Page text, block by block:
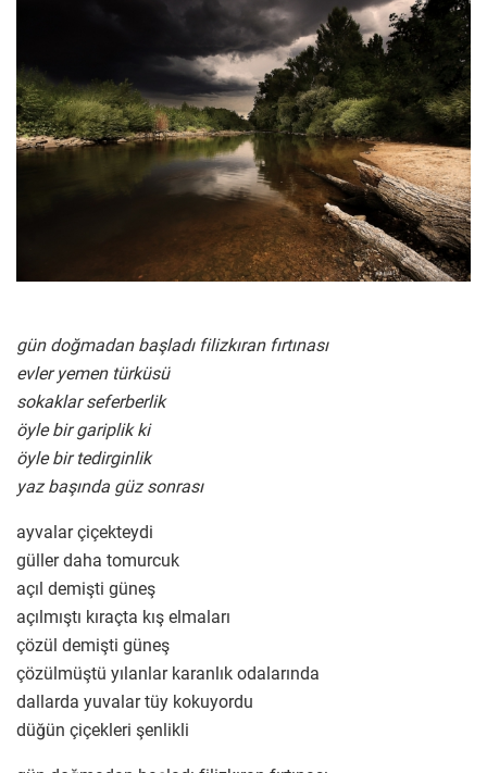
gün doğmadan başladı filizkıran fırtınası
evler yemen türküsü
sokaklar seferberlik
öyle bir gariplik ki
öyle bir tedirginlik
yaz başında güz sonrası
ayvalar çiçekteydi
güller daha tomurcuk
açıl demişti güneş
açılmıştı kıraçta kış elmaları
çözül demişti güneş
çözülmüştü yılanlar karanlık odalarında
dallarda yuvalar tüy kokuyordu
düğün çiçekleri şenlikli